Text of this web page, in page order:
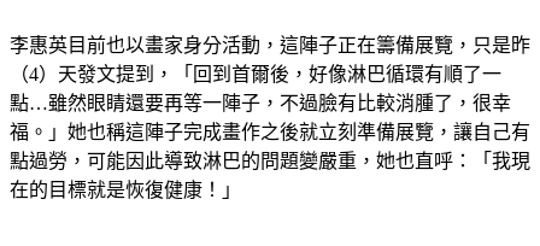
李惠英目前也以畫家身分活動，這陣子正在籌備展覽，只是昨
（4）天發文提到，「回到首爾後，好像淋巴循環有順了一
點…雖然眼睛還要再等一陣子，不過臉有比較消腫了，很幸
福。」她也稱這陣子完成畫作之後就立刻準備展覽，讓自己有
點過勞，可能因此導致淋巴的問題變嚴重，她也直呼：「我現
在的目標就是恢復健康！」